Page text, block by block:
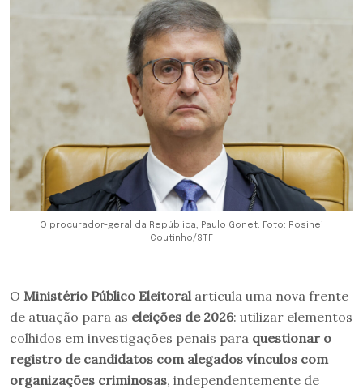
O procurador-geral da República, Paulo Gonet. Foto: Rosinei
Coutinho/STF
O Ministério Público Eleitoral articula uma nova frente
de atuação para as eleições de 2026: utilizar elementos
colhidos em investigações penais para questionar o
registro de candidatos com alegados vínculos com
organizações criminosas, independentemente de